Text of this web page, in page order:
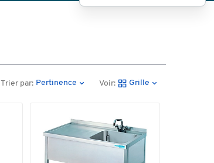
Trier par: Pertinence Voir: Grille